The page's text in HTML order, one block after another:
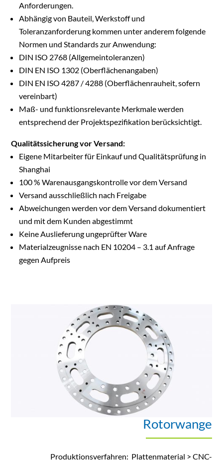
Anforderungen.
Abhängig von Bauteil, Werkstoff und
Toleranzanforderung kommen unter anderem folgende
Normen und Standards zur Anwendung:
DIN ISO 2768 (Allgemeintoleranzen)
DIN EN ISO 1302 (Oberflächenangaben)
DIN EN ISO 4287 / 4288 (Oberflächenrauheit, sofern
vereinbart)
Maß- und funktionsrelevante Merkmale werden
entsprechend der Projektspezifikation berücksichtigt.
Qualitätssicherung vor Versand:
Eigene Mitarbeiter für Einkauf und Qualitätsprüfung in
Shanghai
100 % Warenausgangskontrolle vor dem Versand
Versand ausschließlich nach Freigabe
Abweichungen werden vor dem Versand dokumentiert
und mit dem Kunden abgestimmt
Keine Auslieferung ungeprüfter Ware
Materialzeugnisse nach EN 10204 – 3.1 auf Anfrage
gegen Aufpreis
Rotorwange
Produktionsverfahren: Plattenmaterial > CNC-